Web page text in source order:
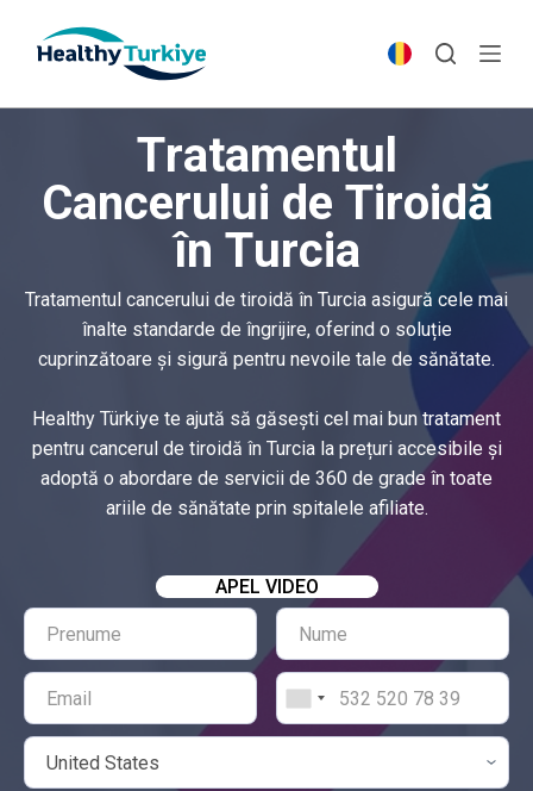
p
t
Tratamentul
Cancerului de Tiroidă
în Turcia
Tratamentul cancerului de tiroidă în Turcia asigură cele mai
înalte standarde de îngrijire, oferind o soluție
cuprinzătoare și sigură pentru nevoile tale de sănătate.
Healthy Türkiye te ajută să găsești cel mai bun tratament
pentru cancerul de tiroidă în Turcia la prețuri accesibile și
adoptă o abordare de servicii de 360 de grade în toate
ariile de sănătate prin spitalele afiliate.
APEL VIDEO